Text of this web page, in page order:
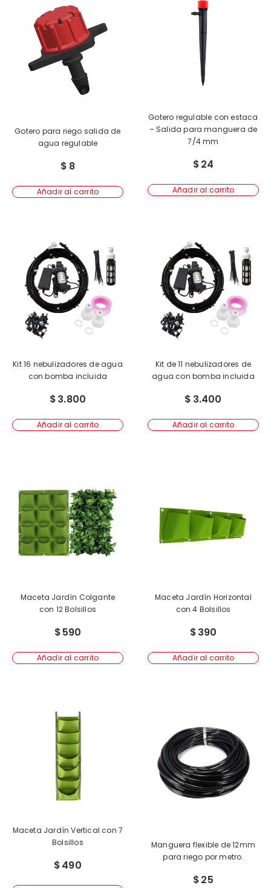
Gotero para riego salida de
agua regulable
$ 8
Añadir al carrito
Gotero regulable con estaca
– Salida para manguera de
7/4 mm
$24
Añadir al carrito
Kit 16 nebulizadores de agua
con bomba incluida
$3.800
Añadir al carrito
Kit de 11 nebulizadores de
agua con bomba incluida
$ 3.400
Añadir al carrito
Maceta Jardín Colgante
con 12 Bolsillos
$590
Añadir al carrito
Maceta Jardín Horizontal
con 4 Bolsillos
$390
Añadir al carrito
Maceta Jardín Vertical con 7
Bolsillos
$490
Manguera flexible de 12mm
para riego por metro.
$25